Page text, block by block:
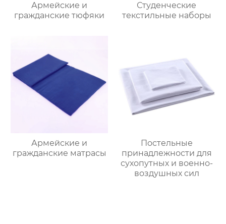
Армейские и
гражданские тюфяки
Студенческие
текстильные наборы
Армейские и
гражданские матрасы
Постельные
принадлежности для
сухопутных и военно-
воздушных сил